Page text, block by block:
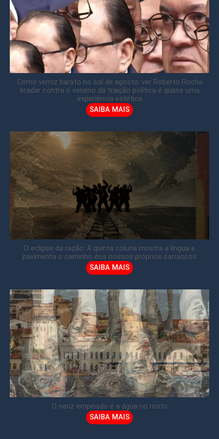
Como verniz barato no sol de agosto: ver Roberto Rocha
bradar contra o veneno da traição política é quase uma
experiência estética
SAIBA MAIS
O eclipse da razão: A quinta coluna mostra a língua e
pavimenta o caminho dos nossos próprios carrascos
SAIBA MAIS
O nariz empinado e a água no rosto
SAIBA MAIS